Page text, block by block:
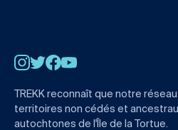
Instagram
Twitter
Facebook
TREKK reconnaît que notre
territoires non cédés et
autochtones de l'Île de la Tortue.